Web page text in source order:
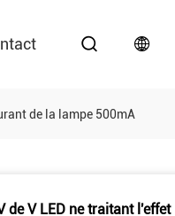
de la lampe 500mA
de V LED ne traitant l'effet